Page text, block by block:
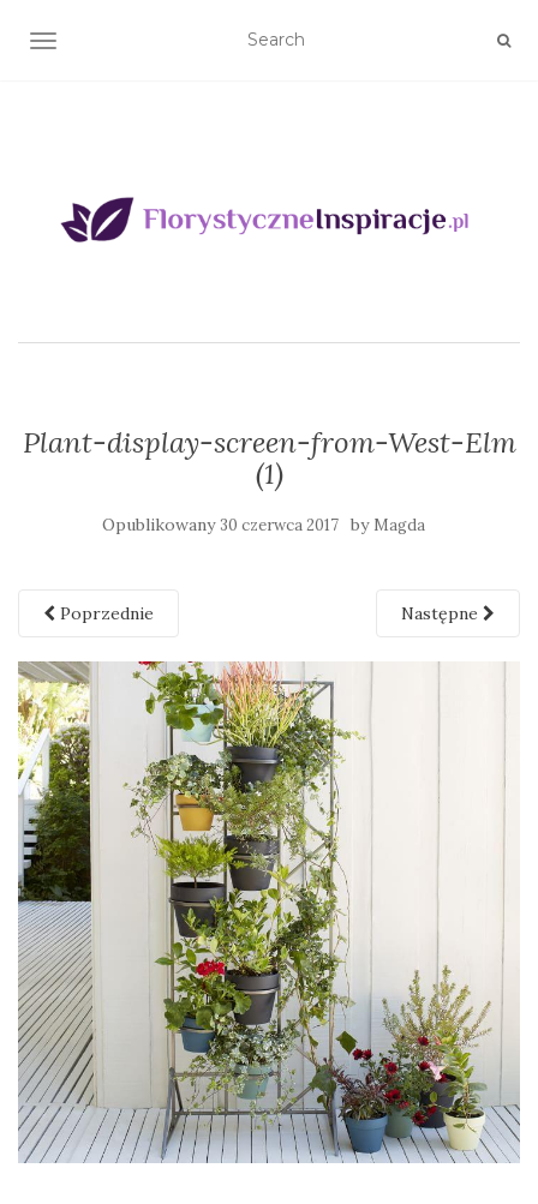
TOGGLE NAVIGATION
Plant-display-screen-from-West-Elm
(1)
Opublikowany 30 czerwca 2017 by Magda
Poprzednie Następne